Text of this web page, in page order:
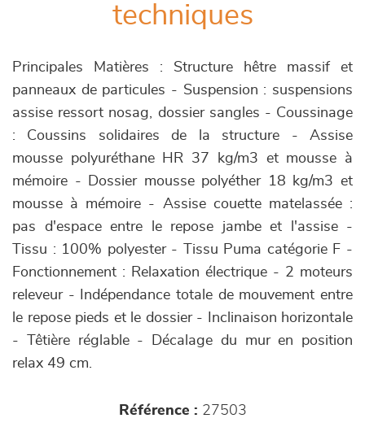
techniques
Principales Matières : Structure hêtre massif et
panneaux de particules - Suspension : suspensions
assise ressort nosag, dossier sangles - Coussinage
: Coussins solidaires de la structure - Assise
mousse polyuréthane HR 37 kg/m3 et mousse à
mémoire - Dossier mousse polyéther 18 kg/m3 et
mousse à mémoire - Assise couette matelassée :
pas d'espace entre le repose jambe et l'assise -
Tissu : 100% polyester - Tissu Puma catégorie F -
Fonctionnement : Relaxation électrique - 2 moteurs
releveur - Indépendance totale de mouvement entre
le repose pieds et le dossier - Inclinaison horizontale
- Têtière réglable - Décalage du mur en position
relax 49 cm.
Référence : 27503